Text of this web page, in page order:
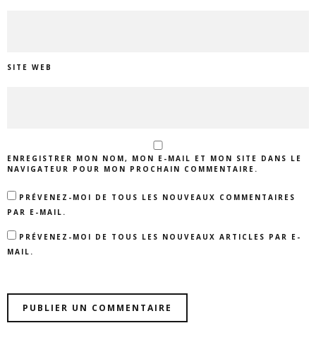
SITE WEB
ENREGISTRER MON NOM, MON E-MAIL ET MON SITE DANS LE
NAVIGATEUR POUR MON PROCHAIN COMMENTAIRE.
PRÉVENEZ-MOI DE TOUS LES NOUVEAUX COMMENTAIRES
PAR E-MAIL.
PRÉVENEZ-MOI DE TOUS LES NOUVEAUX ARTICLES PAR E-
MAIL.